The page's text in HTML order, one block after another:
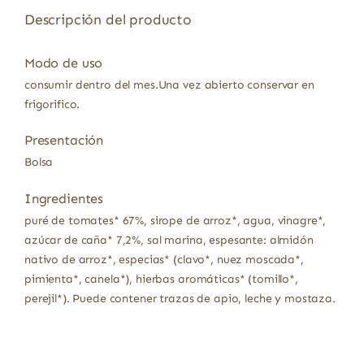
Descripción del producto
Modo de uso
consumir dentro del mes.Una vez abierto conservar en
frigorifico.
Presentación
Bolsa
Ingredientes
puré de tomates* 67%, sirope de arroz*, agua, vinagre*,
azúcar de caña* 7,2%, sal marina, espesante: almidón
nativo de arroz*, especias* (clavo*, nuez moscada*,
pimienta*, canela*), hierbas aromáticas* (tomillo*,
perejil*). Puede contener trazas de apio, leche y mostaza.